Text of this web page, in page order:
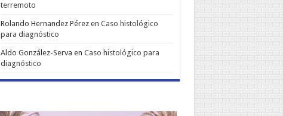
terremoto
Rolando Hernandez Pérezen Caso histológico
para diagnóstico
Aldo González-Serva en Caso histológico para
diagnóstico